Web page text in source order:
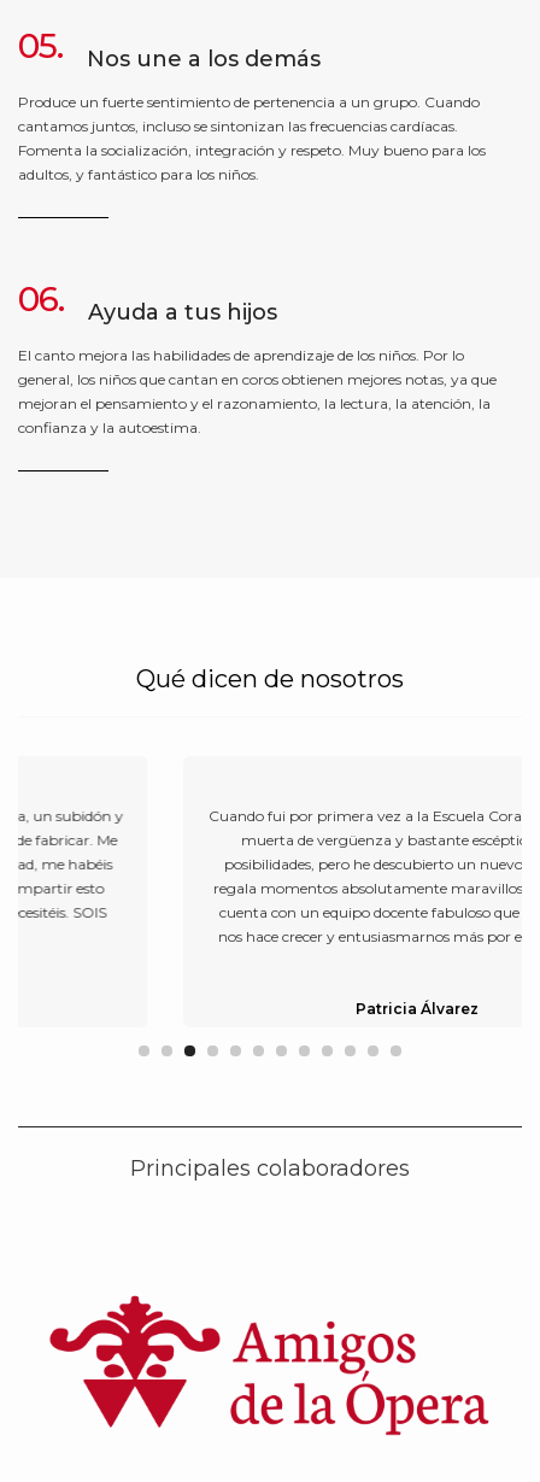
05. Nos une a los demás
Produce un fuerte sentimiento de pertenencia a un grupo. Cuando
cantamos juntos, incluso se sintonizan las frecuencias cardíacas.
Fomenta la socialización, integración y respeto. Muy bueno para los
adultos, y fantástico para los niños.
06. Ayuda a tus hijos
El canto mejora las habilidades de aprendizaje de los niños. Por lo
general, los niños que cantan en coros obtienen mejores notas, ya que
mejoran el pensamiento y el razonamiento, la lectura, la atención, la
confianza y la autoestima.
Qué dicen de nosotros
Cuando fui por primera vez a la Escuela Coral Madrid estaba
muerta de vergüenza y bastante escéptica con mis
posibilidades, pero he descubierto un nuevo “yo” que me
regala momentos absolutamente maravillosos. Este centro
cuenta con un equipo docente fabuloso que cada semana
nos hace crecer y entusiasmarnos más por el Canto Coral.
Principales colaboradores